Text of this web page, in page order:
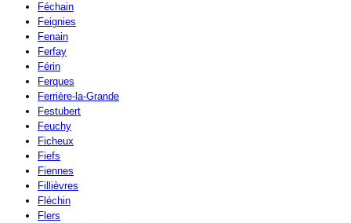
Féchain
Feignies
Fenain
Ferfay
Férin
Ferques
Ferrière-la-Grande
Festubert
Feuchy
Ficheux
Fiefs
Fiennes
Fillièvres
Fléchin
Flers